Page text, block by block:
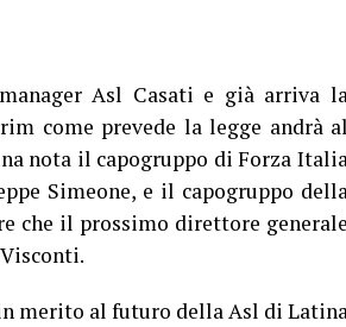
Asl Casati e già arriva
come prevede la legge andrà al
nota il capogruppo di Forza
Simeone, e il capogruppo
che il prossimo direttore generale
merito al futuro della Asl di